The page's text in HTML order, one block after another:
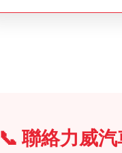
📞 聯絡力威